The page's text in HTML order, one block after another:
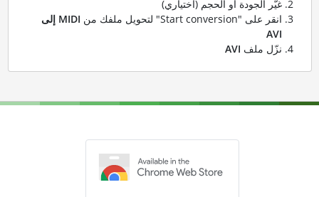
غيّر الجودة أو الحجم (اختياري)
انقر على "Start conversion" لتحويل ملفك من
MIDI إلى
AVI
نزّل ملف AVI